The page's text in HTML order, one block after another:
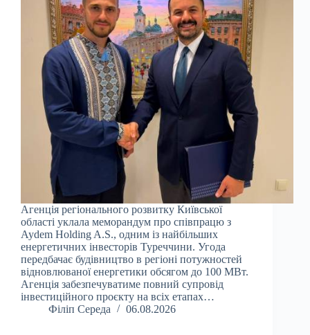
Агенція регіонального розвитку Київської
області уклала меморандум про співпрацю з
Aydem Holding A.S., одним із найбільших
енергетичних інвесторів Туреччини. Угода
передбачає будівництво в регіоні потужностей
відновлюваної енергетики обсягом до 100 МВт.
Агенція забезпечуватиме повний супровід
інвестиційного проєкту на всіх етапах…
Філіп Середа
06.08.2026